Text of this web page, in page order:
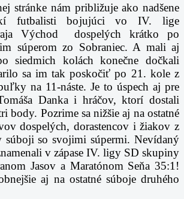
stránke nám približuje ako nadšene
futbalisti bojujúci vo IV. lige
Východ dospelých krátko po
súperom zo Sobraniec. A mali aj
siedmich kolách konečne dočkali
sa im tak poskočiť po 21. kole z
na 11-náste. Je to úspech aj pre
Danka i hráčov, ktorí dostali
body. Pozrime sa nižšie aj na ostatné
dospelých, dorastencov i žiakov z
súboji so svojimi súpermi. Nevídaný
v zápase IV. ligy SD skupiny
Jasov a Maratónom Seňa 35:1!
aj na ostatné súboje druhého